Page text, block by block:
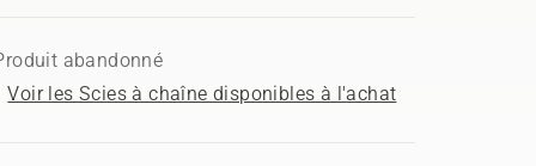
abandonné
Voir les Scies à chaîne disponibles à l'achat